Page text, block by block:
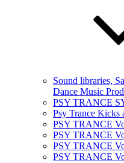
Sound libraries,
Dance Music
PSY TRANCE
Psy Trance Kicks
PSY TRANCE
PSY TRANCE
PSY TRANCE
PSY TRANCE